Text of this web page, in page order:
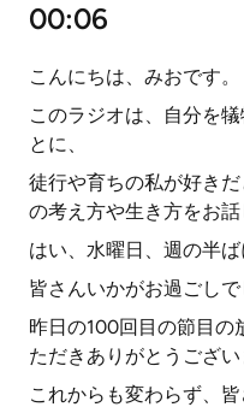
00:06
こんにちは、みおです。
このラジオは、自分を
とに、
徒行や育ちの私が好き
の考え方や生き方をお話
はい、水曜日、週の半ば
皆さんいかがお過ごし
昨日の100回目の節目の
ただきありがとうござい
これからも変わらず、